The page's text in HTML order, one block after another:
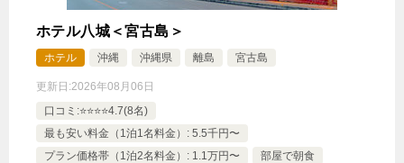
スタンダードツイン
ホテル八城＜宮古島＞
ホテル 沖縄 沖縄県 離島 宮古島
更新日:2026年08月06日
口コミ:⭐️⭐️⭐️⭐️4.7(8名)
最も安い料金（1泊1名料金）: 5.5千円〜
プラン価格帯（1泊2名料金）: 1.1万円〜
部屋で朝食